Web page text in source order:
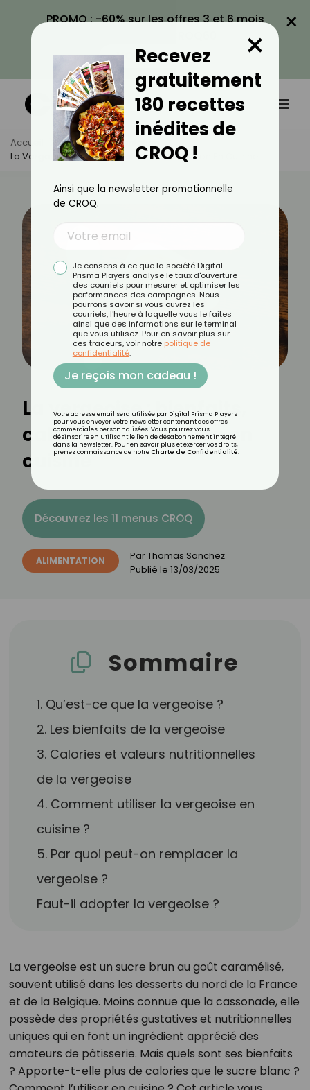
PROMO : -60% sur les offres 3 et 6 mois
VOIR LA PROMO
×
Accueil Actus
Alimentation
La Vergeoise : Bienfaits, Calories Et Utilisation En Cuisine
La vergeoise : bienfaits,
calories et utilisation en
cuisine
Découvrez les 11 menus CROQ
ALIMENTATION ParThomas Sanchez
Publié le 13/03/2025
Sommaire
1. Qu’est-ce que la vergeoise ?
2. Les bienfaits de la vergeoise
3. Calories et valeurs nutritionnelles
de la vergeoise
4. Comment utiliser la vergeoise en
cuisine ?
5. Par quoi peut-on remplacer la
vergeoise ?
Faut-il adopter la vergeoise ?
La vergeoise est un sucre brun au goût caramélisé,
souvent utilisé dans les desserts du nord de la France
et de la Belgique. Moins connue que la cassonade, elle
possède des propriétés gustatives et nutritionnelles
uniques qui en font un ingrédient apprécié des
amateurs de pâtisserie. Mais quels sont ses bienfaits
? Apporte-t-elle plus de calories que le sucre blanc ?
Recevez
gratuitement
180 recettes
inédites de
CROQ !
×
Ainsi que la newsletter promotionnelle
de CROQ.
Je consens à ce que la société Digital
Prisma Players analyse le taux d'ouverture
des courriels pour mesurer et optimiser les
performances des campagnes. Nous
pourrons savoir si vous ouvrez les
courriels, l'heure à laquelle vous le faites
ainsi que des informations sur le terminal
que vous utilisez. Pour en savoir plus sur
ces traceurs, voir notre politique de
confidentialité.
Je reçois mon cadeau !
Votre adresse email sera utilisée par Digital Prisma Players
pour vous envoyer votre newsletter contenant des offres
commerciales personnalisées. Vous pourrez vous
désinscrire en utilisant le lien de désabonnement intégré
dans la newsletter. Pour en savoir plus et exercer vos droits,
prenez connaissance de notre Charte de Confidentialité.